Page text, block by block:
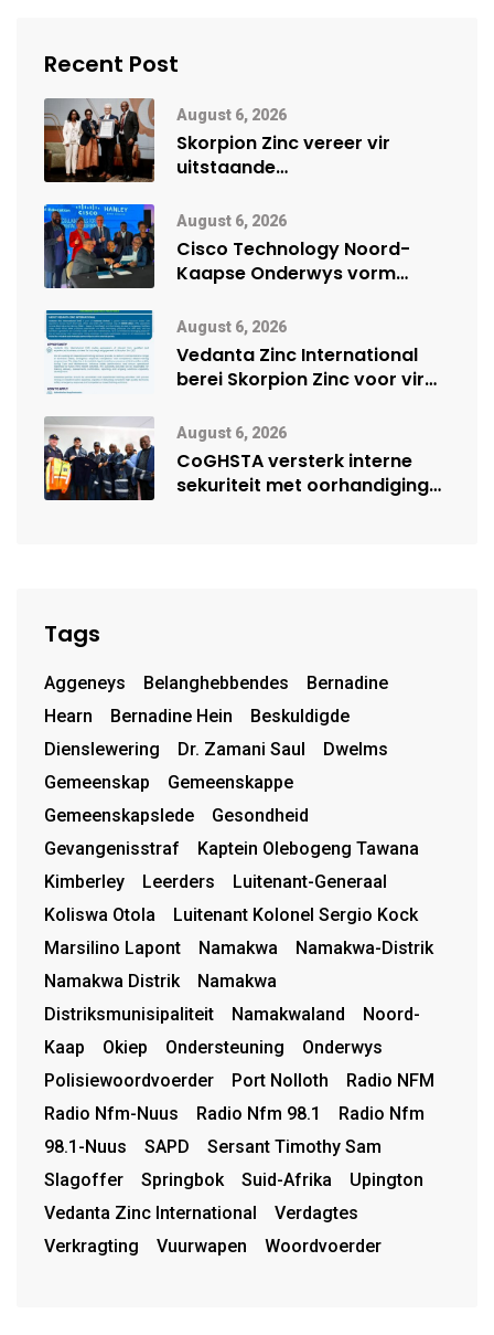
Recent Post
August 6, 2026
Skorpion Zinc vereer vir
uitstaande
Namibië Mynbou Ekspo
August 6, 2026
Cisco Technology Noord-
Kaapse Onderwys vorm
vennootskap
August 6, 2026
Vedanta Zinc International
berei Skorpion Zinc voor vir
August 6, 2026
CoGHSTA versterk interne
sekuriteit met oorhandiging
Tags
Aggeneys Belanghebbendes
Bernadine
Hearn
Bernadine Hein
Beskuldigde
Dienslewering
Dr. Zamani Saul
Dwelms
Gemeenskap
Gemeenskappe
Gemeenskapslede
Gesondheid
Gevangenisstraf
Kaptein Olebogeng Tawana
Kimberley
Leerders
Luitenant-Generaal
Koliswa Otola
Luitenant Kolonel Sergio Kock
Marsilino Lapont
Namakwa
Namakwa-Distrik
Namakwa Distrik
Namakwa
Distriksmunisipaliteit
Namakwaland
Noord-
Kaap
Okiep Ondersteuning
Onderwys
Polisiewoordvoerder
Port Nolloth
Radio NFM
Radio Nfm-Nuus
Radio Nfm 98.1
Radio Nfm
98.1-Nuus
SAPD
Sersant Timothy Sam
Slagoffer
Springbok Suid-Afrika
Upington
Vedanta Zinc International
Verdagtes
Verkragting
Vuurwapen Woordvoerder